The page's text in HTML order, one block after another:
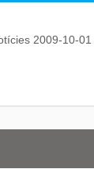
2009-10-01